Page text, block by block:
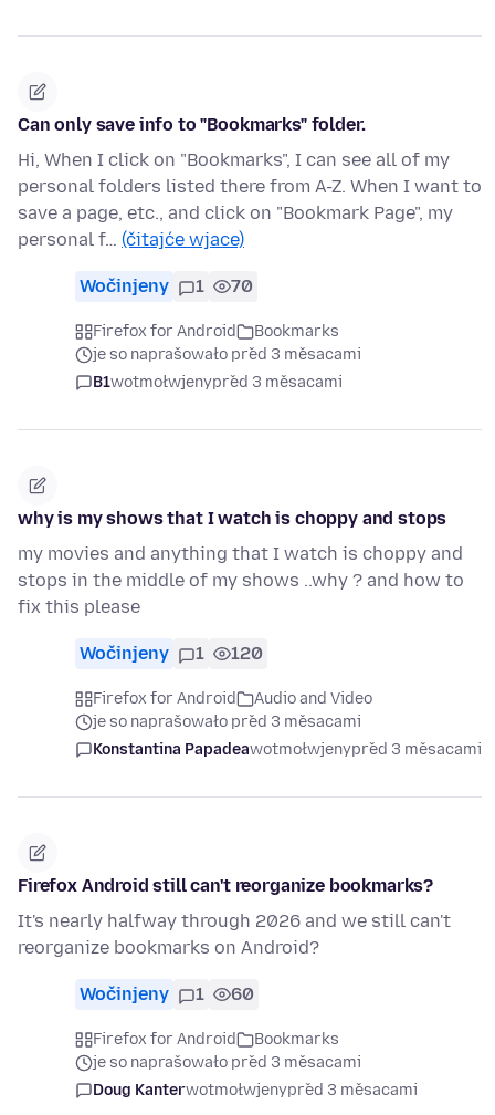
Can only save info to "Bookmarks" folder.
Hi, When I click on "Bookmarks", I can see all of my
personal folders listed there from A-Z. When I want to
save a page, etc., and click on "Bookmark Page", my
personal f… (čitajće wjace)
Wočinjeny 1 70
Firefox for Android
Bookmarks
je so naprašowało před 3 měsacami
B1wotmołwjenypřed 3 měsacami
why is my shows that I watch is choppy and stops
my movies and anything that I watch is choppy and
stops in the middle of my shows ..why ? and how to
fix this please
Wočinjeny 1 120
Firefox for Android
Audio and Video
je so naprašowało před 3 měsacami
Konstantina Papadeawotmołwjenypřed 3 měsacami
Firefox Android still can't reorganize bookmarks?
It's nearly halfway through 2026 and we still can't
reorganize bookmarks on Android?
Wočinjeny 1 60
Firefox for Android
Bookmarks
je so naprašowało před 3 měsacami
Doug Kanterwotmołwjenypřed 3 měsacami